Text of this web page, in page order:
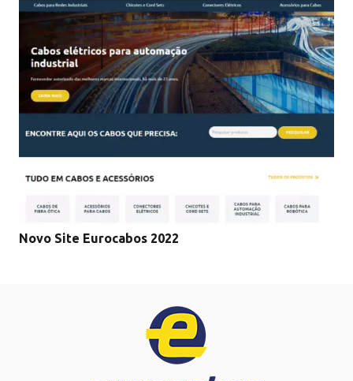
Novo Site Eurocabos 2022